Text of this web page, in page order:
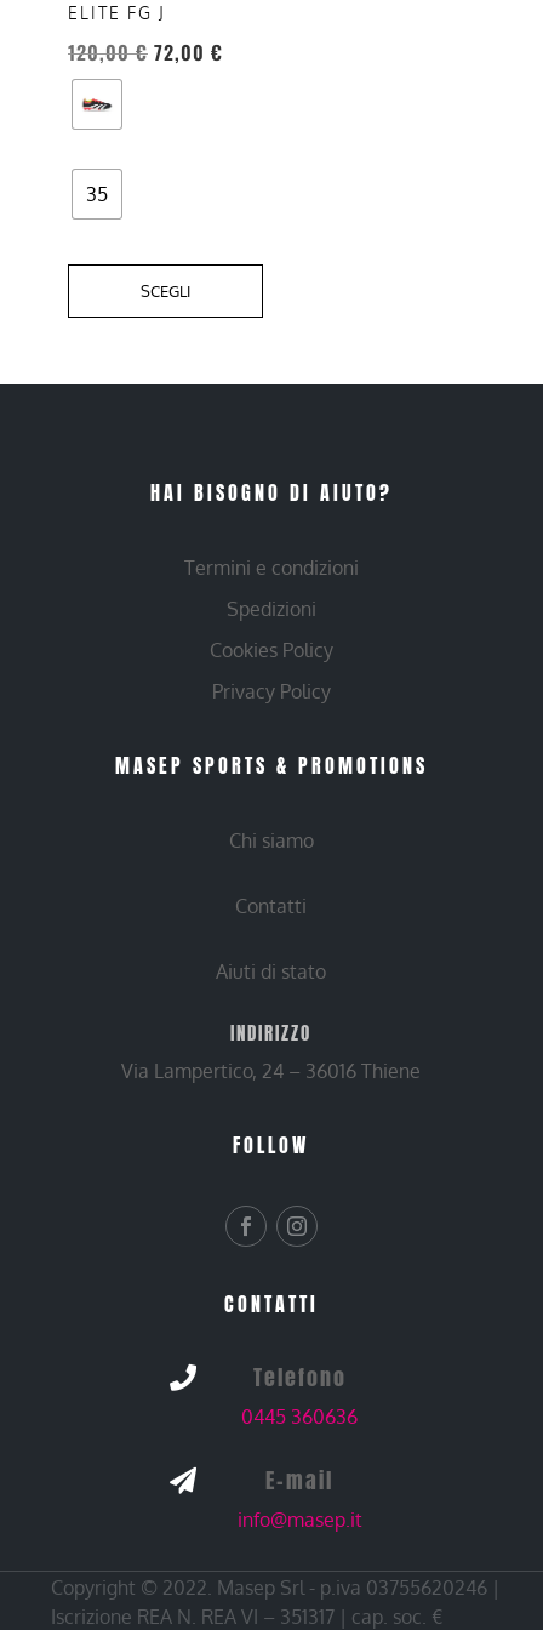
ELITE FG J
120,00€ 72,00 €
35
SCEGLI
possono
essere
scelte
nella
del
prodotto
HAI BISOGNO DI AIUTO?
Termini e condizioni
Spedizioni
Cookies Policy
Privacy Policy
MASEP SPORTS & PROMOTIONS
Chi siamo
Contatti
Aiuti di stato
INDIRIZZO
Via Lampertico, 24 – 36016 Thiene
FOLLOW
CONTATTI
 Telefono
0445 360636
 E-mail
info@masep.it
Copyright © 2022. Masep Srl - p.iva 03755620246 |
Iscrizione REA N. REA VI – 351317 | cap. soc. €